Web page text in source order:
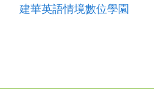
建華英語情境數位學園